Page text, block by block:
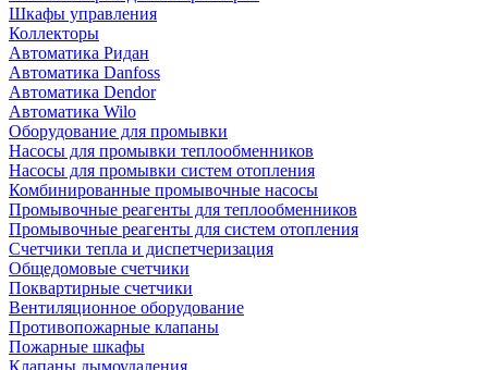
Шкафы управления
Коллекторы
Автоматика Ридан
Автоматика Danfoss
Автоматика Dendor
Автоматика Wilo
Оборудование для промывки
Насосы для промывки теплообменников
Насосы для промывки систем отопления
Комбинированные промывочные насосы
Промывочные реагенты для теплообменников
Промывочные реагенты для систем отопления
Счетчики тепла и диспетчеризация
Общедомовые счетчики
Поквартирные счетчики
Вентиляционное оборудование
Противопожарные клапаны
Пожарные шкафы
Клапаны дымоудаления